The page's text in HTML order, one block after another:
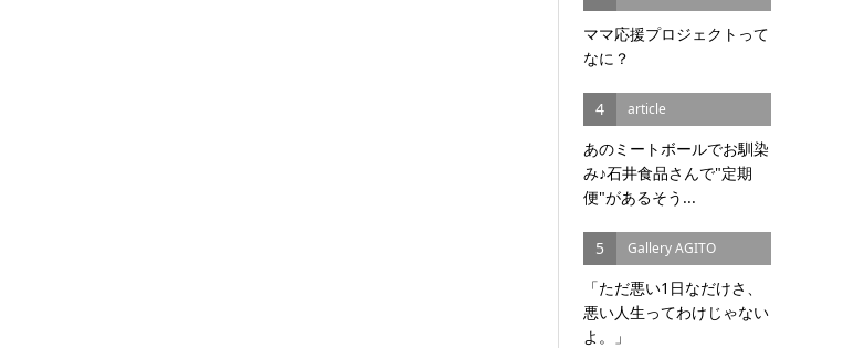
ママ応援プロジェクトって
なに？
4 article
あのミートボールでお馴染
み♪石井食品さんで"定期
便"があるそう...
5 Gallery AGITO
「ただ悪い1日なだけさ、
悪い人生ってわけじゃない
よ。」